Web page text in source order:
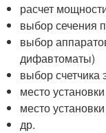
расчет
выбор сечения
выбор
дифавтоматы)
выбор счетчика
место
место
др.